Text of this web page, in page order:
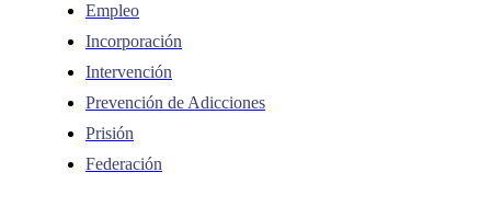
Empleo
Incorporación
Intervención
Prevención de Adicciones
Prisión
Federación